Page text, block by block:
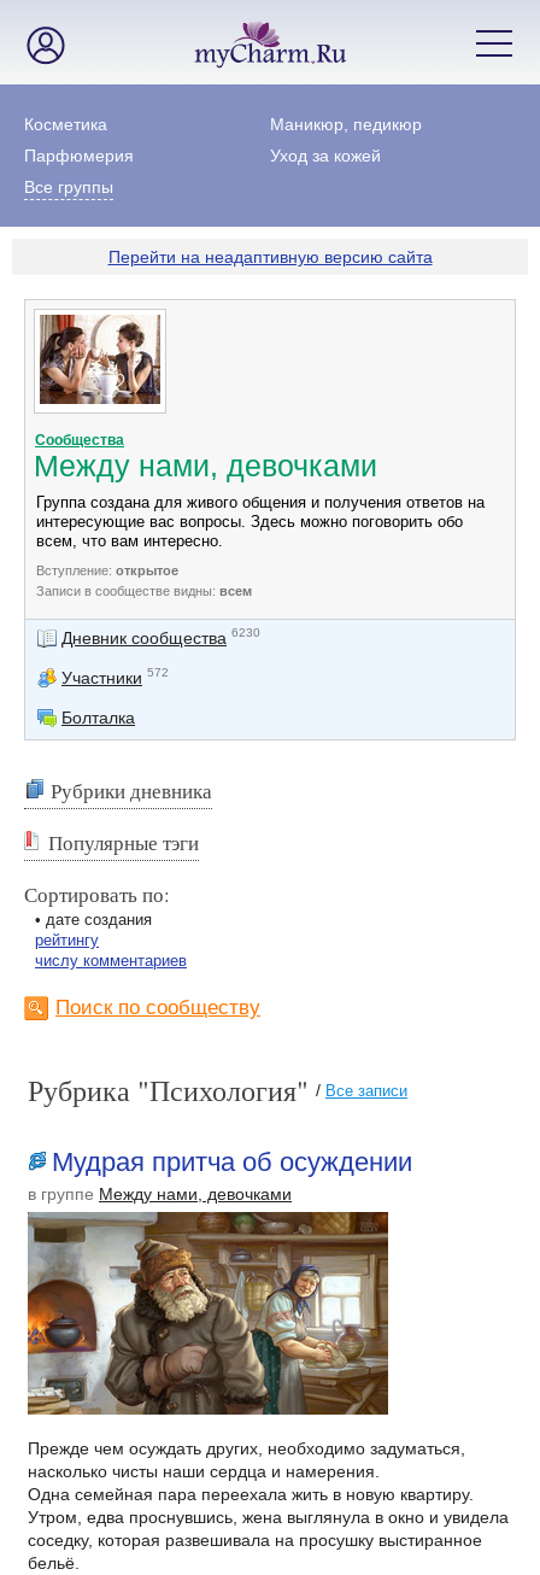
Косметика
Маникюр, педикюр
Парфюмерия
Уход за кожей
Все группы
Перейти на неадаптивную версию сайта
Сообщества
Между нами, девочками
Группа создана для живого общения и получения ответов на
интересующие вас вопросы. Здесь можно поговорить обо
всем, что вам интересно.
Вступление: открытое
Записи в сообществе видны: всем
Дневник сообщества 6230
Участники 572
Болталка
Рубрики дневника
Популярные тэги
Сортировать по:
• дате создания
рейтингу
числу комментариев
Поиск по сообществу
Рубрика "Психология" / Все записи
Мудрая притча об осуждении
в группе Между нами, девочками
Прежде чем осуждать других, необходимо задуматься,
насколько чисты наши сердца и намерения.
Одна семейная пара переехала жить в новую квартиру.
Утром, едва проснувшись, жена выглянула в окно и увидела
соседку, которая развешивала на просушку выстиранное
бельё.